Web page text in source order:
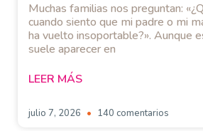
Muchas familias nos preguntan:
cuando siento que mi padre o mi
ha vuelto insoportable?». Aunque
suele aparecer en
LEER MÁS
julio 7, 2026 140 comentarios